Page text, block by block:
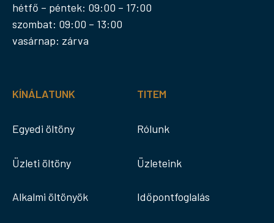
hétfő – péntek: 09:00 – 17:00
szombat: 09:00 – 13:00
vasárnap: zárva
KÍNÁLATUNK
Egyedi öltöny
Üzleti öltöny
Alkalmi öltönyök
TITEM
Rólunk
Üzleteink
Időpontfoglalás